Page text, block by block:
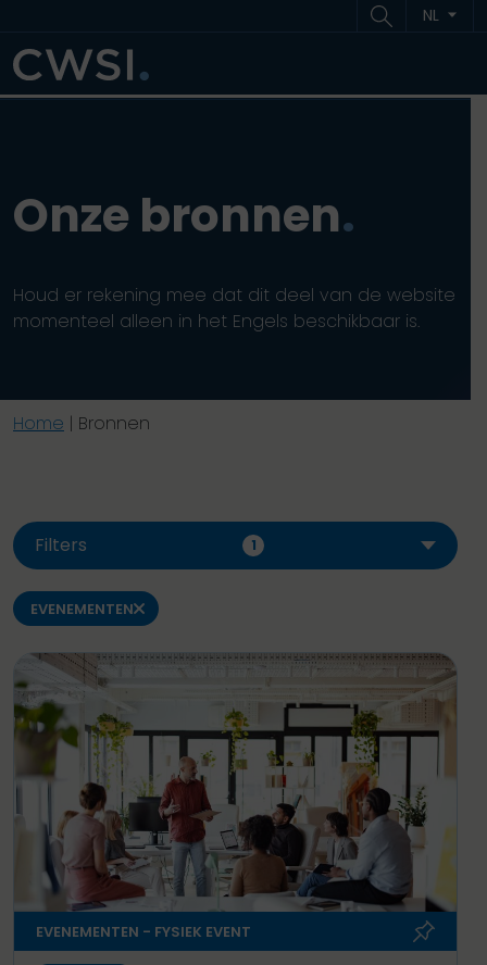
NL
Onze bronnen.
Houd er rekening mee dat dit deel van de website
momenteel alleen in het Engels beschikbaar is.
Home | Bronnen
Filters 1
EVENEMENTEN
EVENEMENTEN - FYSIEK EVENT